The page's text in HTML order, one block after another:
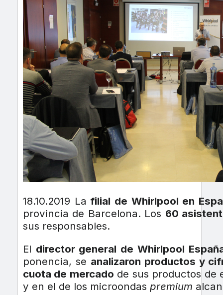
18.10.2019 La filial de Whirlpool en
provincia de Barcelona. Los 60
sus responsables.
El director general de Whirlpool
ponencia, se analizaron productos y
cuota de mercado de sus productos de
y en el de los microondas premium